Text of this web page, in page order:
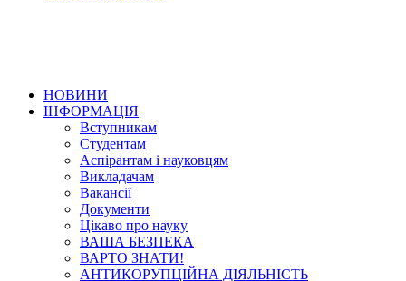
НОВИНИ
ІНФОРМАЦІЯ
Вступникам
Студентам
Аспірантам і науковцям
Викладачам
Вакансії
Документи
Цікаво про науку
ВАША БЕЗПЕКА
ВАРТО ЗНАТИ!
АНТИКОРУПЦІЙНА ДІЯЛЬНІСТЬ